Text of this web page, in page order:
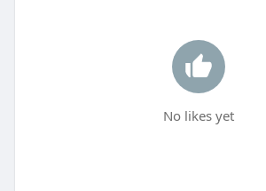
No likes yet